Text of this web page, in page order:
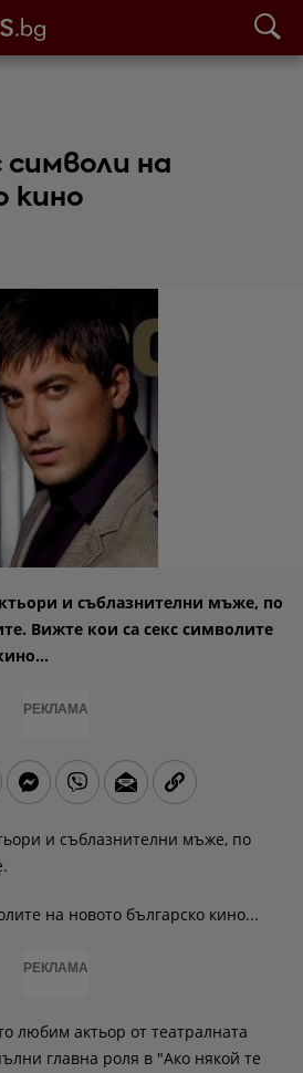
символи на
кино
и съблазнителни мъже, по
Вижте кои са секс символите
РЕКЛАМА
и съблазнителни мъже, по
на новото българско кино...
РЕКЛАМА
любим актьор от театралната
главна роля в "Ако някой те